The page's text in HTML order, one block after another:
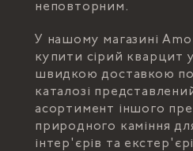
неповторним.
У нашому магазині
купити сірий кварцит у
швидкою доставкою по
каталозі
асортимент іншого
природного каміння
інтер'єрів та